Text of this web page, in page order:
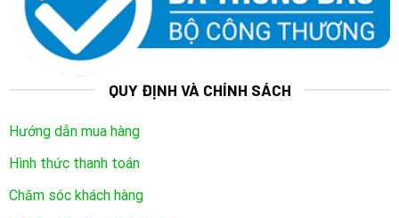
QUY ĐỊNH VÀ CHÍNH SÁCH
Hướng dẫn mua hàng
Hình thức thanh toán
Chăm sóc khách hàng